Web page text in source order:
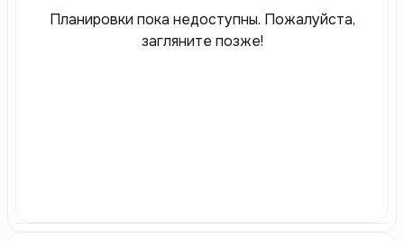
Планировки пока недоступны. Пожалуйста,
загляните позже!